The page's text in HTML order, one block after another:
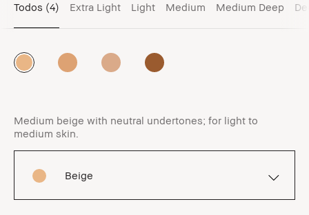
Todos (4) Extra Light Light Medium Medium Deep
Medium beige with neutral undertones; for light to
medium skin.
Beige